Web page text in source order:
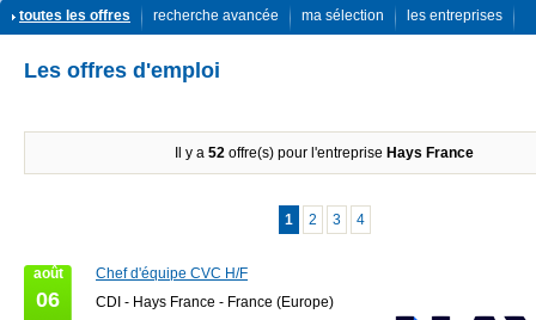
toutes les offres recherche avancée ma sélection les entreprises
Les offres d'emploi
Il y a 52 offre(s) pour l'entreprise Hays France
1 2 3 4
août
06
Chef d'équipe CVC H/F
CDI - Hays France - France (Europe)